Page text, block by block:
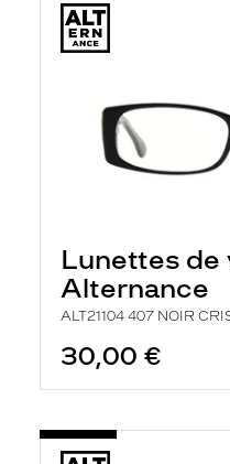
Lunettes de
Alternance
ALT21104 407 NOIR
30,00 €